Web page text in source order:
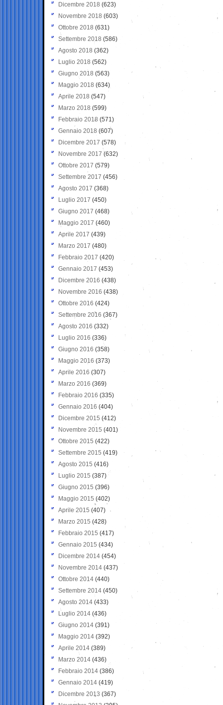
Dicembre 2018 (623)
Novembre 2018 (603)
Ottobre 2018 (631)
Settembre 2018 (586)
Agosto 2018 (362)
Luglio 2018 (562)
Giugno 2018 (563)
Maggio 2018 (634)
Aprile 2018 (547)
Marzo 2018 (599)
Febbraio 2018 (571)
Gennaio 2018 (607)
Dicembre 2017 (578)
Novembre 2017 (632)
Ottobre 2017 (579)
Settembre 2017 (456)
Agosto 2017 (368)
Luglio 2017 (450)
Giugno 2017 (468)
Maggio 2017 (460)
Aprile 2017 (439)
Marzo 2017 (480)
Febbraio 2017 (420)
Gennaio 2017 (453)
Dicembre 2016 (438)
Novembre 2016 (438)
Ottobre 2016 (424)
Settembre 2016 (367)
Agosto 2016 (332)
Luglio 2016 (336)
Giugno 2016 (358)
Maggio 2016 (373)
Aprile 2016 (307)
Marzo 2016 (369)
Febbraio 2016 (335)
Gennaio 2016 (404)
Dicembre 2015 (412)
Novembre 2015 (401)
Ottobre 2015 (422)
Settembre 2015 (419)
Agosto 2015 (416)
Luglio 2015 (387)
Giugno 2015 (396)
Maggio 2015 (402)
Aprile 2015 (407)
Marzo 2015 (428)
Febbraio 2015 (417)
Gennaio 2015 (434)
Dicembre 2014 (454)
Novembre 2014 (437)
Ottobre 2014 (440)
Settembre 2014 (450)
Agosto 2014 (433)
Luglio 2014 (436)
Giugno 2014 (391)
Maggio 2014 (392)
Aprile 2014 (389)
Marzo 2014 (436)
Febbraio 2014 (386)
Gennaio 2014 (419)
Dicembre 2013 (367)